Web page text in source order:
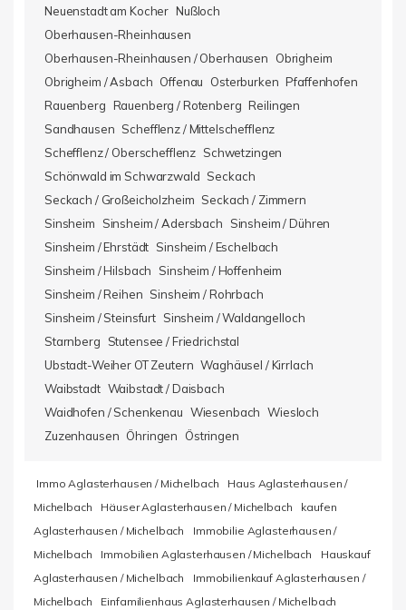
Neuenstadt am Kocher Nußloch
Oberhausen-Rheinhausen
Oberhausen-Rheinhausen / Oberhausen
Obrigheim
Obrigheim / Asbach Offenau Osterburken Pfaffenhofen
Rauenberg Rauenberg / Rotenberg Reilingen
Sandhausen Schefflenz / Mittelschefflenz
Schefflenz / Oberschefflenz Schwetzingen
Schönwald im Schwarzwald Seckach
Seckach / Großeicholzheim Seckach / Zimmern
Sinsheim
Sinsheim / Adersbach
Sinsheim / Dühren
Sinsheim / Ehrstädt Sinsheim / Eschelbach
Sinsheim / Hilsbach
Sinsheim / Hoffenheim
Sinsheim / Reihen Sinsheim / Rohrbach
Sinsheim / Steinsfurt Sinsheim / Waldangelloch
Starnberg
Stutensee / Friedrichstal
Ubstadt-Weiher OT Zeutern Waghäusel / Kirrlach
Waibstadt Waibstadt / Daisbach
Waidhofen / Schenkenau Wiesenbach Wiesloch
Zuzenhausen Öhringen Östringen
Immo Aglasterhausen / Michelbach
Haus Aglasterhausen /
Michelbach
Häuser Aglasterhausen / Michelbach
kaufen
Aglasterhausen / Michelbach
Immobilie Aglasterhausen /
Michelbach
Immobilien Aglasterhausen / Michelbach
Hauskauf
Aglasterhausen / Michelbach
Immobilienkauf Aglasterhausen /
Michelbach
Einfamilienhaus Aglasterhausen / Michelbach